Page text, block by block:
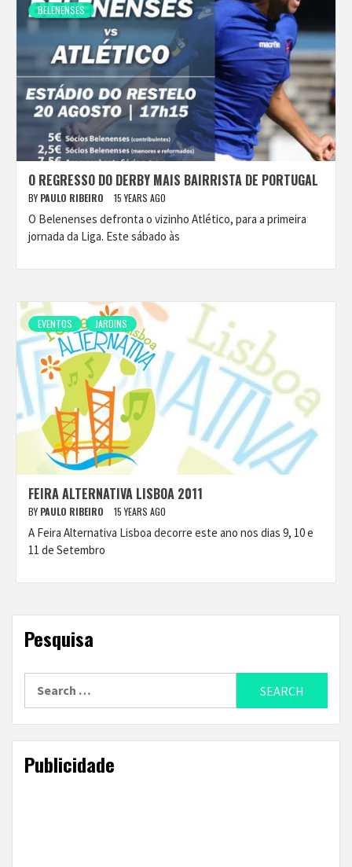
BELENENSES
O REGRESSO DO DERBY MAIS BAIRRISTA DE PORTUGAL
BY PAULO RIBEIRO 15 YEARS AGO
O Belenenses defronta o vizinho Atlético, para a primeira
jornada da Liga. Este sábado às
EVENTOS JARDINS
FEIRA ALTERNATIVA LISBOA 2011
BY PAULO RIBEIRO 15 YEARS AGO
A Feira Alternativa Lisboa decorre este ano nos dias 9, 10 e
11 de Setembro
Pesquisa
Publicidade